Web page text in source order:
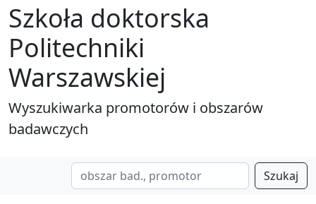
Szkoła doktorska
Politechniki
Warszawskiej
Wyszukiwarka promotorów i obszarów
badawczych
Szukaj